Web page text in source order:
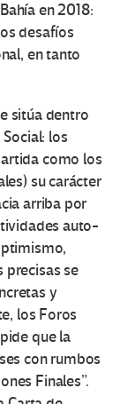
en 2018:
desafíos
en tanto
sitúa dentro
los
como los
su carácter
arriba por
auto-
precisas se
y
los Foros
que la
con rumbos
Finales”.